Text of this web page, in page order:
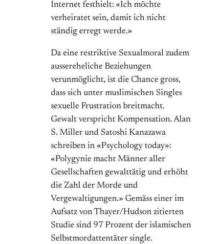
Internet festhielt: «Ich möchte
verheiratet sein, damit ich nicht
ständig erregt werde.»
Da eine restriktive Sexualmoral zudem
aussereheliche Beziehungen
verunmöglicht, ist die Chance gross,
dass sich unter muslimischen Singles
sexuelle Frustration breitmacht.
Gewalt verspricht Kompensation. Alan
S. Miller und Satoshi Kanazawa
schreiben in «Psychology today»:
«Polygynie macht Männer aller
Gesellschaften gewalttätig und erhöht
die Zahl der Morde und
Vergewaltigungen.» Gemäss einer im
Aufsatz von Thayer/Hudson zitierten
Studie sind 97 Prozent der islamischen
Selbstmordattentäter single.